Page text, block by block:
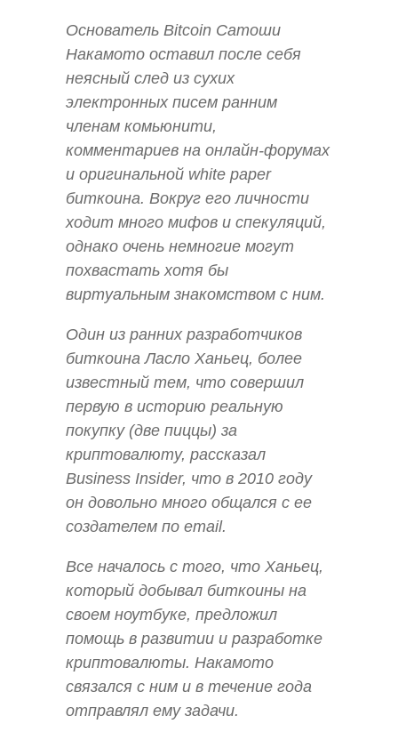
Основатель Bitcoin Сатоши
Накамото оставил после себя
неясный след из сухих
электронных писем ранним
членам комьюнити,
комментариев на онлайн-форумах
и оригинальной white paper
биткоина. Вокруг его личности
ходит много мифов и спекуляций,
однако очень немногие могут
похвастать хотя бы
виртуальным знакомством с ним.
Один из ранних разработчиков
биткоина Ласло Ханьец, более
известный тем, что совершил
первую в историю реальную
покупку (две пиццы) за
криптовалюту, рассказал
Business Insider, что в 2010 году
он довольно много общался с ее
создателем по email.
Все началось с того, что Ханьец,
который добывал биткоины на
своем ноутбуке, предложил
помощь в развитии и разработке
криптовалюты. Накамото
связался с ним и в течение года
отправлял ему задачи.